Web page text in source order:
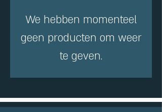
We hebben momenteel
geen producten om weer
te geven.